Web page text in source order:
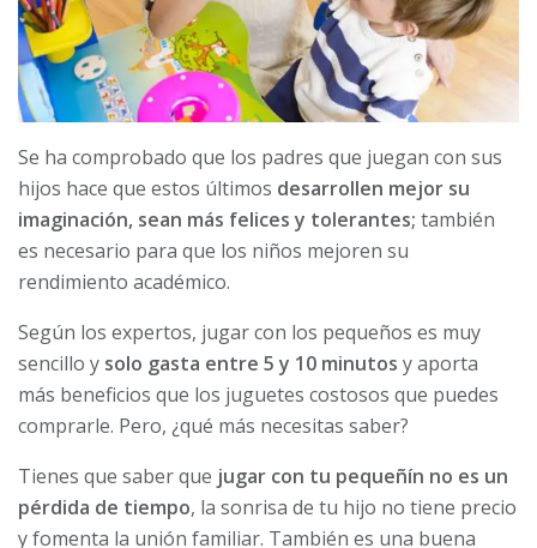
Se ha comprobado que los padres que juegan con sus
hijos hace que estos últimos desarrollen mejor su
imaginación, sean más felices y tolerantes; también
es necesario para que los niños mejoren su
rendimiento académico.
Según los expertos, jugar con los pequeños es muy
sencillo y solo gasta entre 5 y 10 minutos y aporta
más beneficios que los juguetes costosos que puedes
comprarle. Pero, ¿qué más necesitas saber?
Tienes que saber que jugar con tu pequeñín no es un
pérdida de tiempo, la sonrisa de tu hijo no tiene precio
y fomenta la unión familiar. También es una buena